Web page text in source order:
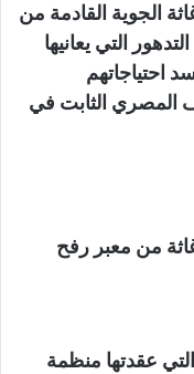
الجوية القادمة من
التي يعانيها
احتياجاتهم
المصري الثابت في
من معبر رفح
عقدتها منظمة